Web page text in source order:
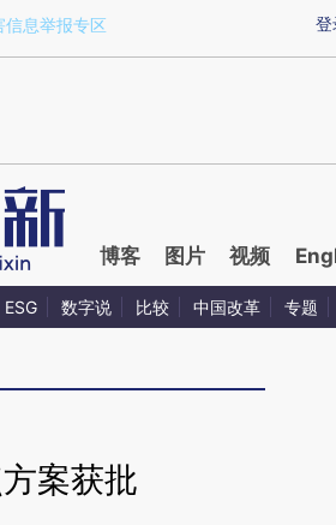
登
信息举报专区
博客 图片 视频
ESG 数字说 比较 中国改革 专题
案获批